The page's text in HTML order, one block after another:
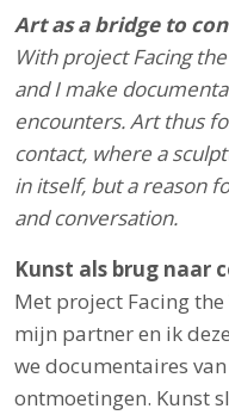
Art as a bridge to
With project Facing
and I make
encounters. Art thus
contact, where a
in itself, but a reason
and conversation.
Kunst als brug naar
Met project Facing
mijn partner en ik
we documentaires
ontmoetingen. Kunst